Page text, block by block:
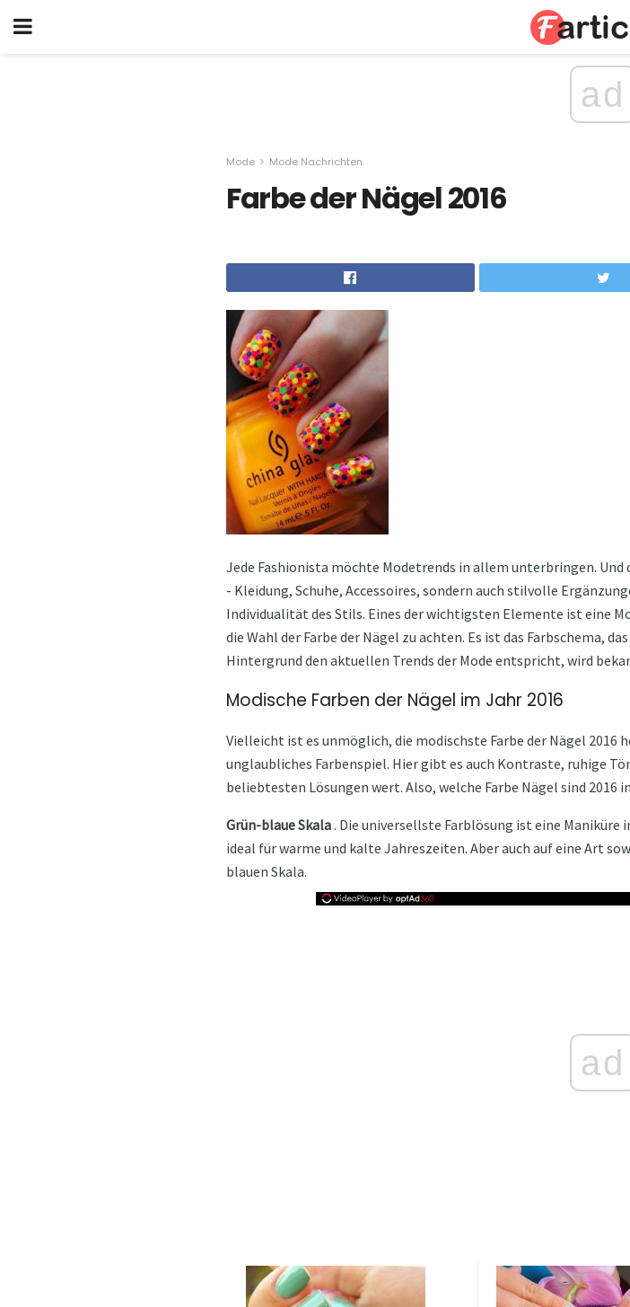
ad
Mode Mode Nachrichten
Farbe der Nägel 2016
Jede Fashionista möchte Modetrends in allem unterbringen.
- Kleidung, Schuhe, Accessoires, sondern auch stilvolle
Individualität des Stils. Eines der wichtigsten Elemente ist eine
die Wahl der Farbe der Nägel zu achten. Es ist das Farbschema,
Hintergrund den aktuellen Trends der Mode entspricht, wird
Modische Farben der Nägel im Jahr 2016
Vielleicht ist es unmöglich, die modischste Farbe der Nägel 2016
unglaubliches Farbenspiel. Hier gibt es auch Kontraste, ruhige
beliebtesten Lösungen wert. Also, welche Farbe Nägel sind 2016
Grün-blaue Skala. Die universellste Farblösung ist eine
ideal für warme und kalte Jahreszeiten. Aber auch auf eine Art
blauen Skala.
ad